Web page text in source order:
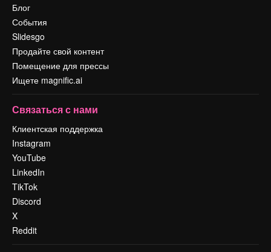
Блог
События
Slidesgo
Продайте свой контент
Помещение для прессы
Ищете magnific.ai
Связаться с нами
Клиентская поддержка
Instagram
YouTube
LinkedIn
TikTok
Discord
X
Reddit